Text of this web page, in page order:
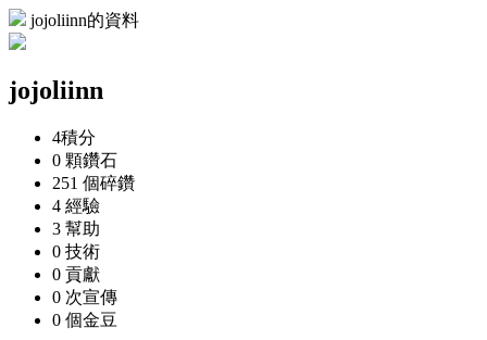
jojoliinn的資料
jojoliinn
4積分
0 顆鑽石
251 個碎鑽
4 經驗
3 幫助
0 技術
0 貢獻
0 次宣傳
0 個金豆